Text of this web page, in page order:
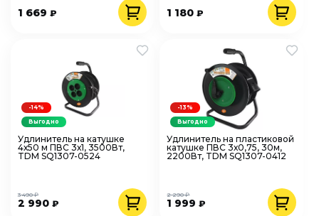
1 669 ₽ 1 180₽
Удлинитель на катушке
4х50 м ПВС 3х1, 3500Вт,
TDM SQ1307-0524
2 990 ₽
3 490 ₽
-14%
Выгодно
Удлинитель на пластиковой
катушке ПВС 3х0,75, 30м,
2200Вт, TDM SQ1307-0412
1 999₽
2 290 ₽
-13%
Выгодно